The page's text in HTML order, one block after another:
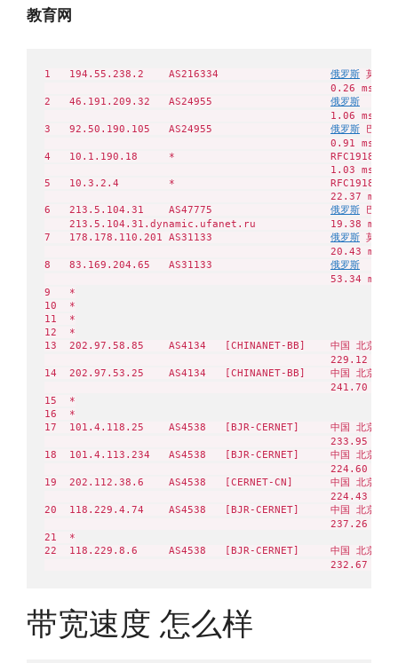
教育网
1   194.55.238.2    AS216334 俄罗斯 莫
                                              0.26 ms
2   46.191.209.32   AS24955 俄罗斯
                                              1.06 ms
3   92.50.190.105   AS24955 俄罗斯 巴什
                                              0.91 ms
4   10.1.190.18     *
                                              1.03 ms
5   10.3.2.4        *
                                              22.37 ms
6   213.5.104.31    AS47775 俄罗斯 巴什
    213.5.104.31.dynamic.ufanet.ru            19.38 ms
7   178.178.110.201 AS31133 俄罗斯 莫斯
                                              20.43 ms
8   83.169.204.65   AS31133 俄罗斯
                                              53.34 ms
9   *
10  *
11  *
12  *
13  202.97.58.85    AS4134   [CHINANET-BB]    中国 北京
                                              229.12 ms
14  202.97.53.25    AS4134   [CHINANET-BB]    中国 北京
                                              241.70 ms
15  *
16  *
17  101.4.118.25    AS4538   [BJR-CERNET]     中国 北京
                                              233.95 ms
18  101.4.113.234   AS4538   [BJR-CERNET]     中国 北京
                                              224.60 ms
19  202.112.38.6    AS4538   [CERNET-CN]      中国 北京
                                              224.43 ms
20  118.229.4.74    AS4538   [BJR-CERNET]     中国 北京  海
                                              237.26 ms
21  *
22  118.229.8.6     AS4538   [BJR-CERNET]     中国 北京  海
                                              232.67 ms
带宽速度 怎么样